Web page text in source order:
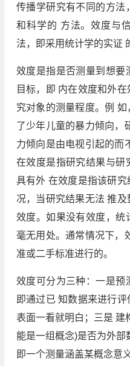
传播学研究有不同的方法
和科学的 方法。效度与
法，即采用统计学的实证
效度是指是否测量到想要
目标，即 内在效度和外
究对象的测量程度。例
了少年儿童的暴力倾向，
力倾向是由电视引起的而
在效度是指研究结果与研
具有外 在效度是指该研
况，当研究结果无法 推
效度。如果没有效度，统
毫无用处。通常情况下，
准或二手标准进行的。
效度可分为三种：一是预
即通过已 知数据来进行
表面一看就明白；三是 建
能是一组概念)是否为外部
即一个测量涵盖某概念意